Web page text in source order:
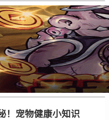
！宠物健康小知识